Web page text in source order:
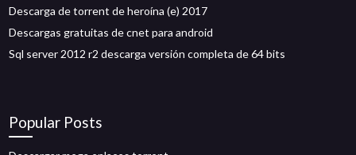
Descarga de torrent de heroína (e) 2017
Descargas gratuitas de cnet para android
Sql server 2012 r2 descarga versión completa de 64 bits
Popular Posts